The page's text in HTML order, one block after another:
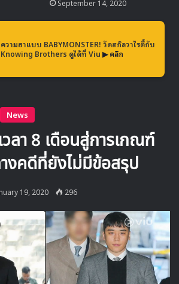
ลที่ได้เข้าร่วมการถ่ายทำตามรายชื่อที่ทาง
อย่างเป็นทางการมีดังนี้
September 14, 2020
ความฮาแบบ BABYMONSTER! วัดสกิลวาไรตี้กับ
Knowing Brothers ดูได้ที่ Viu ▶ คลิก